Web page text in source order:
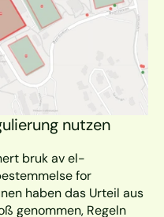
nutzen
bruk av el-
for
haben das Urteil aus
genommen, Regeln